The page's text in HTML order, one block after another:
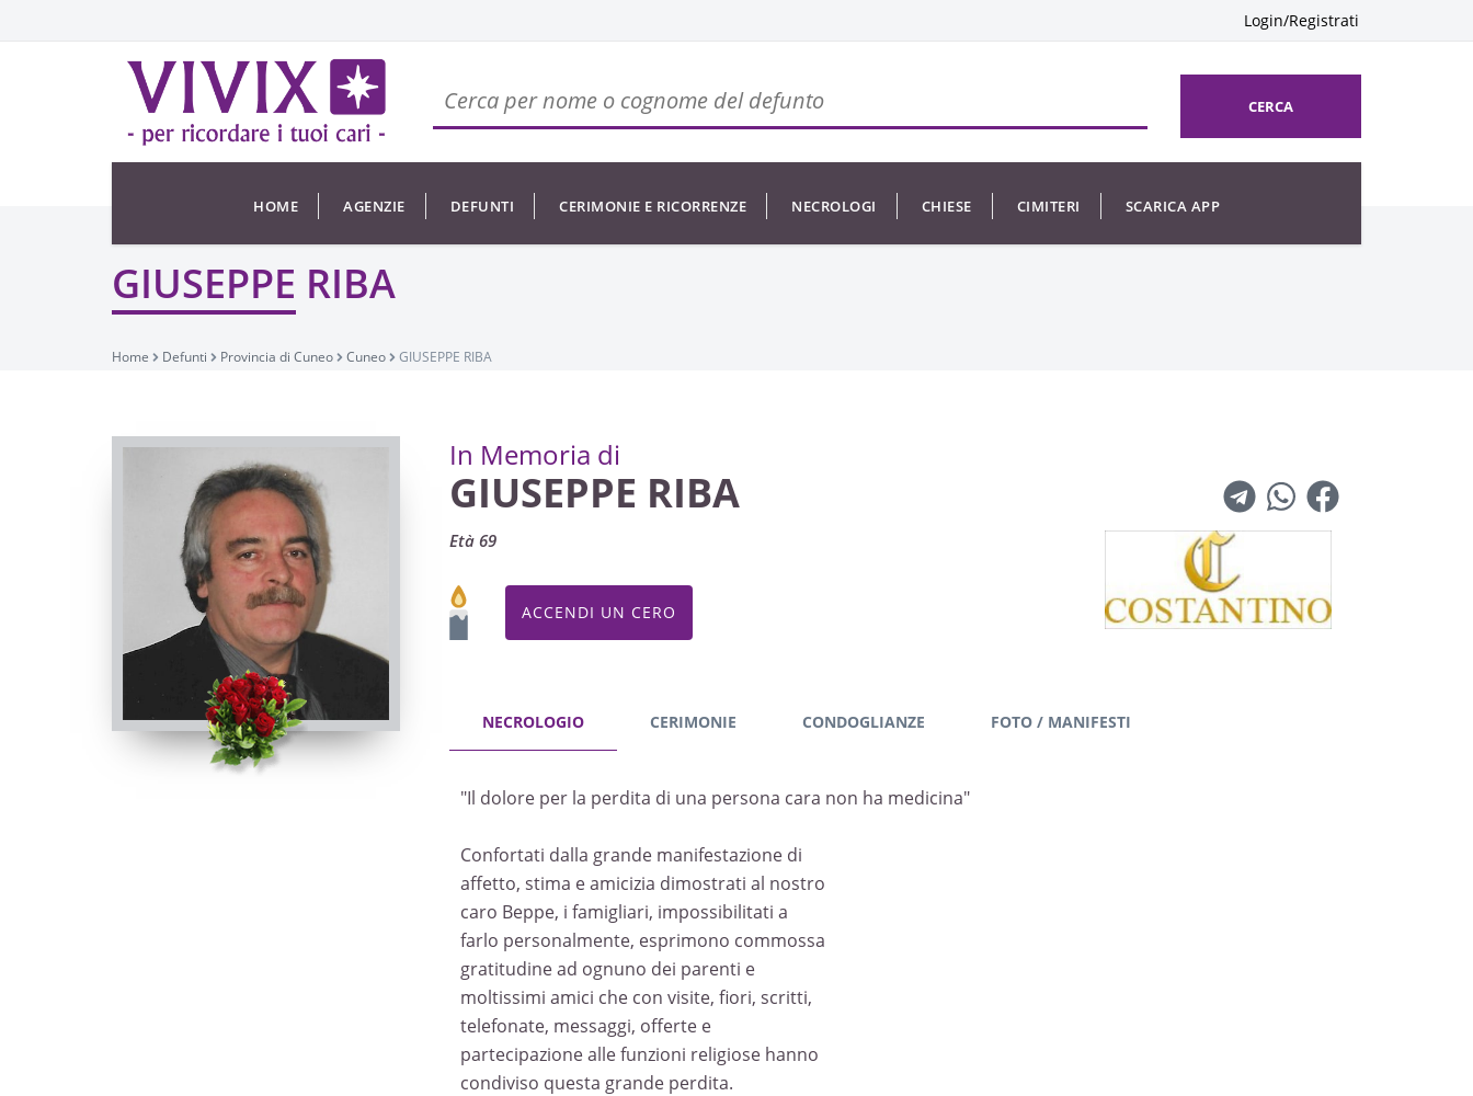
Login/Registrati
CERCA
HOME AGENZIE DEFUNTI CERIMONIE E RICORRENZE NECROLOGI CHIESE CIMITERI SCARICA APP
GIUSEPPE RIBA
Home Defunti Provincia di Cuneo Cuneo GIUSEPPE RIBA
In Memoria di
GIUSEPPE RIBA
Età 69
ACCENDI UN CERO
NECROLOGIO CERIMONIE CONDOGLIANZE FOTO / MANIFESTI
"Il dolore per la perdita di una persona cara non ha medicina"
Confortati dalla grande manifestazione di
affetto, stima e amicizia dimostrati al nostro
caro Beppe, i famigliari, impossibilitati a
farlo personalmente, esprimono commossa
gratitudine ad ognuno dei parenti e
moltissimi amici che con visite, fiori, scritti,
telefonate, messaggi, offerte e
partecipazione alle funzioni religiose hanno
condiviso questa grande perdita.